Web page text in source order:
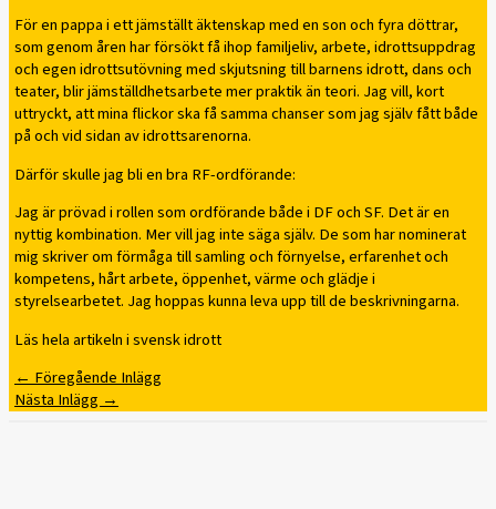
För en pappa i ett jämställt äktenskap med en son och fyra döttrar,
som genom åren har försökt få ihop familjeliv, arbete, idrottsuppdrag
och egen idrottsutövning med skjutsning till barnens idrott, dans och
teater, blir jämställdhetsarbete mer praktik än teori. Jag vill, kort
uttryckt, att mina flickor ska få samma chanser som jag själv fått både
på och vid sidan av idrottsarenorna.
Därför skulle jag bli en bra RF-ordförande:
Jag är prövad i rollen som ordförande både i DF och SF. Det är en
nyttig kombination. Mer vill jag inte säga själv. De som har nominerat
mig skriver om förmåga till samling och förnyelse, erfarenhet och
kompetens, hårt arbete, öppenhet, värme och glädje i
styrelsearbetet. Jag hoppas kunna leva upp till de beskrivningarna.
Läs hela artikeln i svensk idrott
←Föregående Inlägg
Nästa Inlägg→